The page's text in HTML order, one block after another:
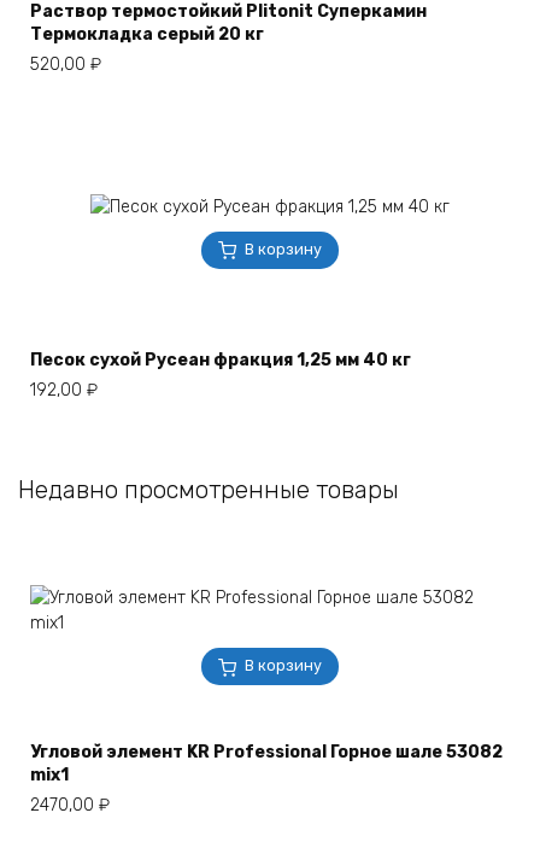
Раствор термостойкий Plitonit Суперкамин
Термокладка серый 20 кг
520,00 ₽
В корзину
Песок сухой Русеан фракция 1,25 мм 40 кг
192,00 ₽
Недавно просмотренные товары
В корзину
Угловой элемент KR Professional Горное шале 53082
mix1
2470,00 ₽